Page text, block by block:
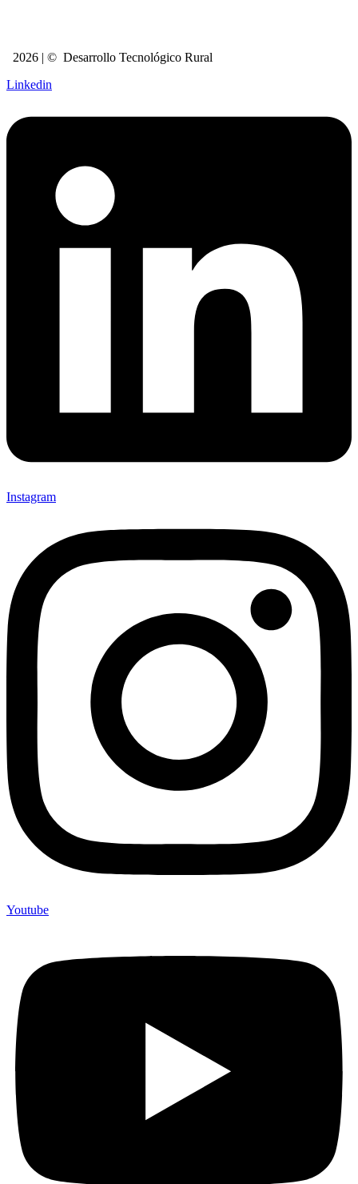
2026 | © Desarrollo Tecnológico Rural
Linkedin
Instagram
Youtube